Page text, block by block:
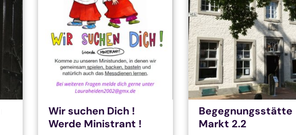
Wir suchen Dich !
Werde Ministrant !
Begegnungsstätte
Markt 2.2